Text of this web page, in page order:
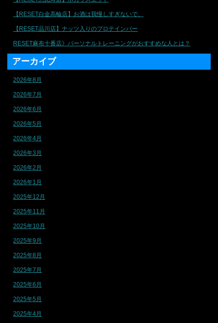
【RESET白金高輪店】お酒は我慢しすぎないで、
【RESET品川店】ナッツ入りのプロテインバー
RESET麻布十番店》パーソナルトレーニングがおすすめな人とは？
アーカイブ
2026年8月
2026年7月
2026年6月
2026年5月
2026年4月
2026年3月
2026年2月
2026年1月
2025年12月
2025年11月
2025年10月
2025年9月
2025年8月
2025年7月
2025年6月
2025年5月
2025年4月